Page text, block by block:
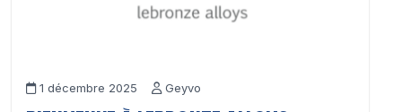
1 décembre 2025 Geyvo